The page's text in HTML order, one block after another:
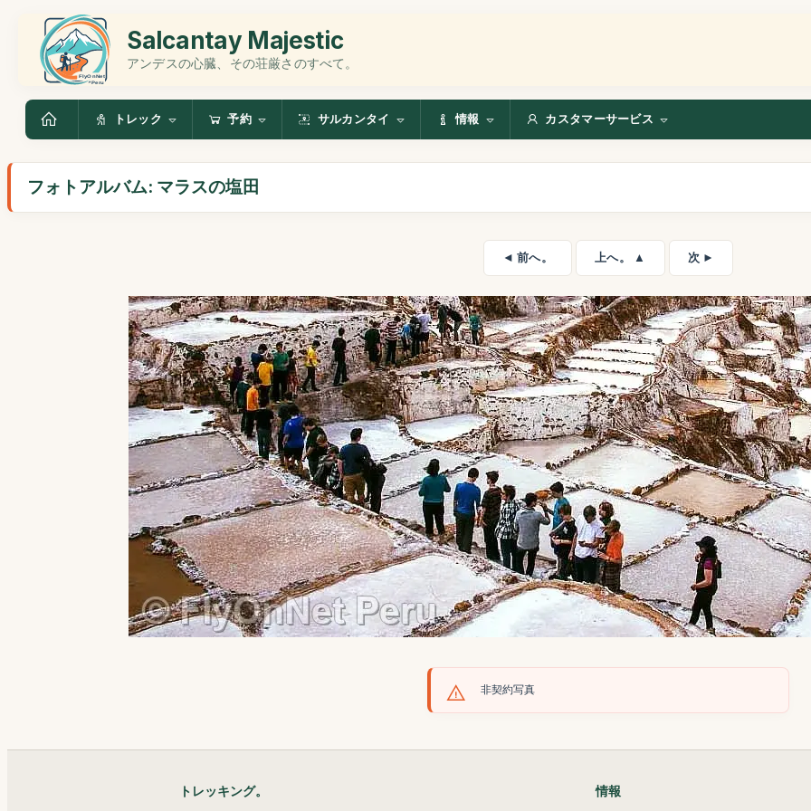
Salcantay Majestic
アンデスの心臓、その荘厳さのすべて。
トレック 予約 サルカンタイ 情報 カスタマーサービス
フォトアルバム: マラスの塩田
◄ 前へ。 上へ。 ▲ 次 ►
非契約写真
トレッキング。 情報